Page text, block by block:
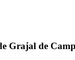
Grajal de